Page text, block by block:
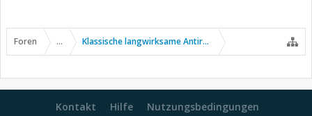
Foren ... Klassische langwirksame Antirheumatika
Kontakt Hilfe Nutzungsbedingungen